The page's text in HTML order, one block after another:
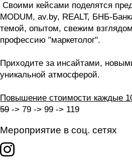
Своими кейсами поделятся
MODUM, av.by, REALT, БНБ-
темой, опытом, свежим
профессию "маркетолог".
Приходите за инсайтами,
уникальной атмосферой.
Повышение стоимости каждые
59 -> 79 -> 99 -> 119
Мероприятие в соц. сетях